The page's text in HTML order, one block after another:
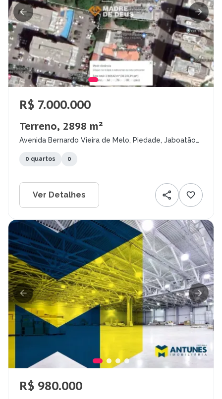
R$ 7.000.000
Terreno, 2898 m²
Avenida Bernardo Vieira de Melo, Piedade, Jaboatão
0 quartos 0
Ver Detalhes
R$ 980.000